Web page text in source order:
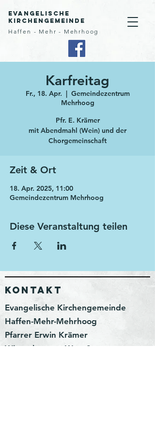
Evangelische
Kirchengemeinde
Haffen - Mehr - Mehrhoog
Karfreitag
Fr., 18. Apr.
  |
Gemeindezentrum
Mehrhoog
Pfr. E. Krämer
mit Abendmahl (Wein) und der
Chorgemeinschaft
Zeit & Ort
18. Apr. 2025, 11:00
Gemeindezentrum Mehrhoog
Diese Veranstaltung teilen
KONTAKT
Evangelische Kirchengemeinde
Haffen-Mehr-Mehrhoog
Pfarrer Erwin Krämer
Wittenhorster Weg 3